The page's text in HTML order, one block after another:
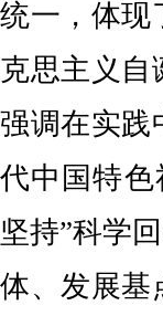
统一，体现
克思主义自
强调在实践
代中国特色
坚持”科学
体、发展基